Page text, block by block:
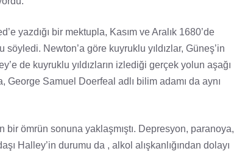
yazdığı bir mektupla, Kasım ve Aralık 1680’de
Newton’a göre kuyruklu yıldızlar, Güneş’in
de kuyruklu yıldızların izlediği gerçek yolun aşağı
Samuel Doerfeal adlı bilim adamı da aynı
bir ömrün sonuna yaklaşmıştı. Depresyon, paranoya,
Halley’in durumu da , alkol alışkanlığından dolayı